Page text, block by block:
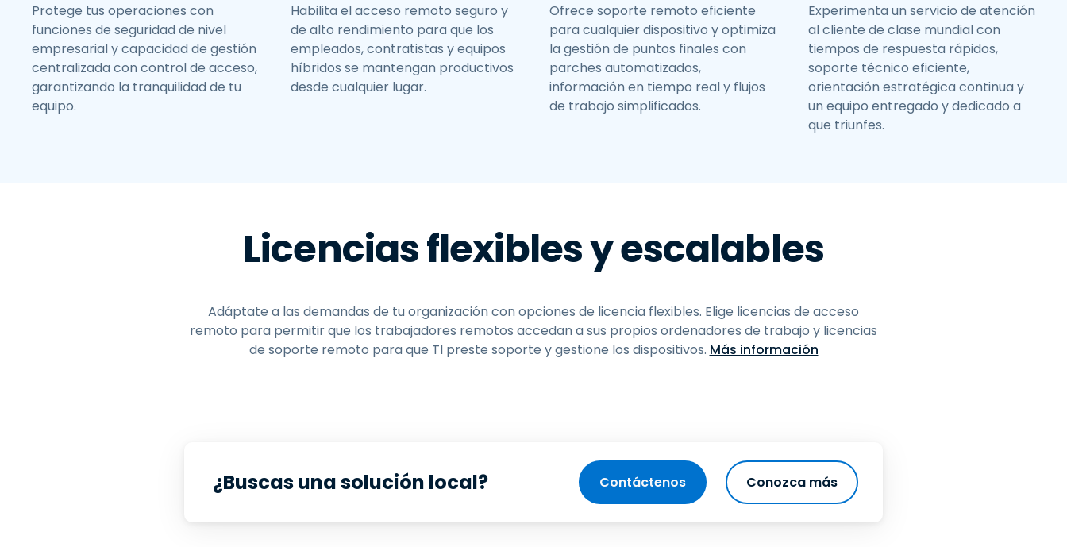
Protege tus operaciones con
funciones de seguridad de nivel
empresarial y capacidad de gestión
centralizada con control de acceso,
garantizando la tranquilidad de tu
equipo.
Habilita el acceso remoto seguro y
de alto rendimiento para que los
empleados, contratistas y equipos
híbridos se mantengan productivos
desde cualquier lugar.
Ofrece soporte remoto eficiente
para cualquier dispositivo y optimiza
la gestión de puntos finales con
parches automatizados,
información en tiempo real y flujos
de trabajo simplificados.
Experimenta un servicio de atención
al cliente de clase mundial con
tiempos de respuesta rápidos,
soporte técnico eficiente,
orientación estratégica continua y
un equipo entregado y dedicado a
que triunfes.
Licencias flexibles y escalables
Adáptate a las demandas de tu organización con opciones de licencia flexibles. Elige licencias de acceso
remoto para permitir que los trabajadores remotos accedan a sus propios ordenadores de trabajo y licencias
de soporte remoto para que TI preste soporte y gestione los dispositivos. Más información
¿Buscas una solución local? Contáctenos Conozca más